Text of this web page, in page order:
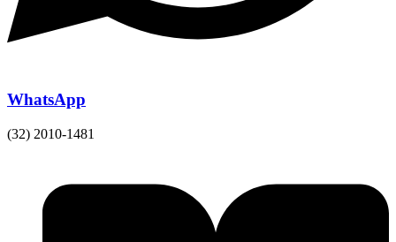
WhatsApp
(32) 2010-1481